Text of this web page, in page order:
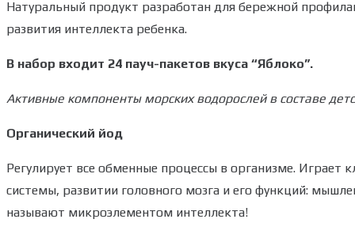
Натуральный продукт разработан для бережной
развития интеллекта ребенка.
В набор входит 24 пауч-пакетов вкуса “Яблоко”.
Активные компоненты морских водорослей в составе
Органический йод
Регулирует все обменные процессы в организме.
системы, развитии головного мозга и его функций:
называют микроэлементом интеллекта!